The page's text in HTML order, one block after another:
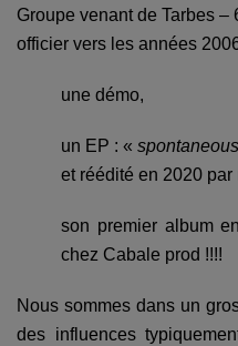
Groupe venant de Tarbes –
officier vers les années
une démo,
un EP : «
et réédité en 2020 par
son premier album
chez Cabale prod !!!!
Nous sommes dans un
des influences